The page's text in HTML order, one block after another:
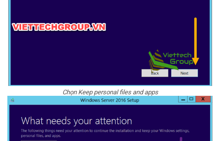
Chọn Keep personal files and apps